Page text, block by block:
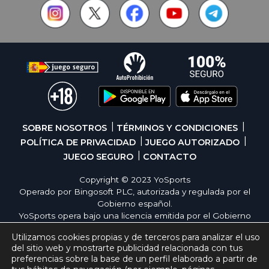
SOBRE NOSOTROS
TÉRMINOS Y CONDICIONES
POLÍTICA DE PRIVACIDAD
JUEGO AUTORIZADO
JUEGO SEGURO
CONTACTO
Copyright © 2023 YoSports
Operado por Bingosoft PLC, autorizada y regulada por el
Gobierno español.
YoSports opera bajo una licencia emitida por el Gobierno
seguridad y responsabilidad en los juegos online. El juego
es una forma de entretenimiento cuya finalidad es ofrecer
diversión y emoción a los jugadores en nuestra página
Utilizamos cookies propias y de terceros para analizar el uso
del sitio web y mostrarte publicidad relacionada con tus
preferencias sobre la base de un perfil elaborado a partir de